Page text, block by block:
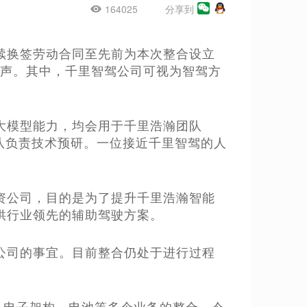
164025 分享到
签劳动合同至先前为本次整合设立
。其中，千里智驾公司可视为智驾方
型能力，均会用于千里浩瀚团队
责技术预研。一位接近千里智驾的人
司，目的是为了提升千里浩瀚智能
业领先的辅助驾驶方案。
的事宜。目前整合仍处于进行过程